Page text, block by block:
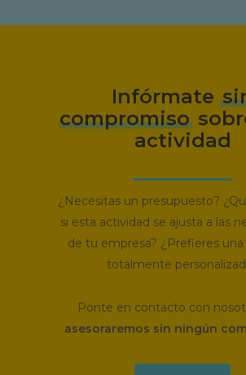
Infórmate
compromiso
actividad
¿Necesitas un presupuesto?
si esta actividad se ajusta a las
de tu empresa? ¿Prefieres
totalmente
Ponte en contacto con
asesoraremos sin ningún